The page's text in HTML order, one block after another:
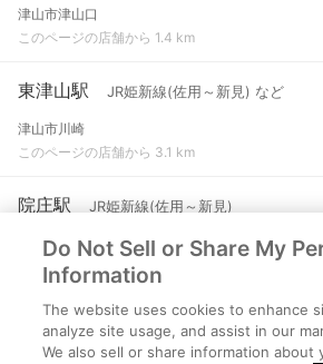
津山市津山口
このページの店舗から 1.4 km
東津山駅 JR姫新線(佐用～新見) など
津山市川崎
このページの店舗から 3.1 km
院庄駅 JR姫新線(佐用～新見)
津山市二宮
このページの店舗から 3.8 km
佐良山駅 JR津山線
津山市高尾
Do Not Sell or Share My
Information
The website uses cookies to enhance
analyze site usage, and assist in our
We also sell or share information about